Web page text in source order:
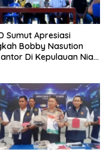
Sumut Apresiasi
Bobby Nasution
Di Kepulauan Nias,